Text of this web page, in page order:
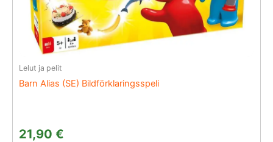
Lelut ja pelit
Barn Alias (SE) Bildförklaringsspeli
21,90 €